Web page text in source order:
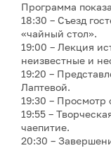
Программа
18:30 – Съезд
«чайный стол».
19:00 – Лекция
неизвестные и
19:20 –
Лаптевой.
19:30 – Просмотр
19:55 –
чаепитие.
20:30 –